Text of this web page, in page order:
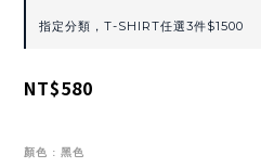
指定分類，T-SHIRT任選3件$1500
NT$580
顏色 : 黑色